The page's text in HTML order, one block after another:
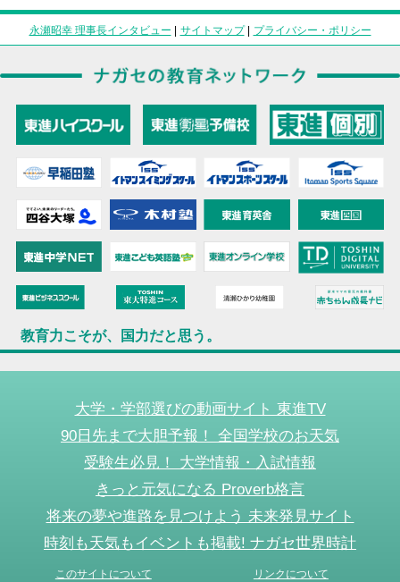
永瀬昭幸 理事長インタビュー | サイトマップ| プライバシー・ポリシー
教育力こそが、国力だと思う。
大学・学部選びの動画サイト 東進TV
90日先まで大胆予報！ 全国学校のお天気
受験生必見！ 大学情報・入試情報
きっと元気になる Proverb格言
将来の夢や進路を見つけよう 未来発見サイト
時刻も天気もイベントも掲載! ナガセ世界時計
このサイトについて リンクについて